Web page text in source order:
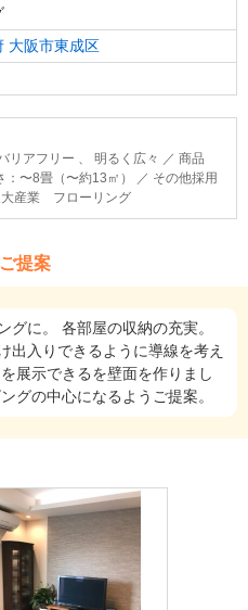
大阪市東成区
リアフリー 、 明るく広々 ／ 商品
〜8畳（〜約13㎡） ／ その他採用
産業 フローリング
提案
グに。 各部屋の収納の充実。
出入りできるように導線を考え
展示できるを壁面を作りまし
グの中心になるようご提案。